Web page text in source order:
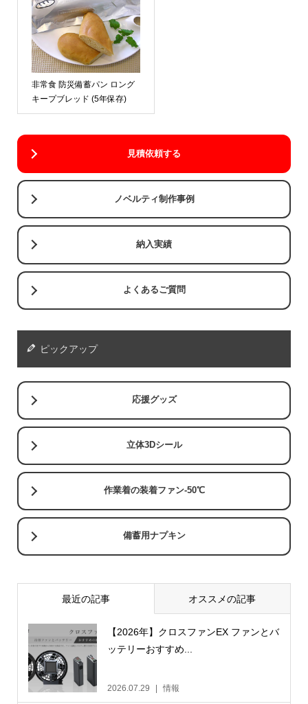
非常食 防災備蓄パン ロング
キープブレッド (5年保存)
見積依頼する
ノベルティ制作事例
納入実績
よくあるご質問
ピックアップ
応援グッズ
立体3Dシール
作業着の装着ファン-50℃
備蓄用ナプキン
最近の記事 オススメの記事
【2026年】クロスファンEX ファンとバ
ッテリーおすすめ...
2026.07.29 情報